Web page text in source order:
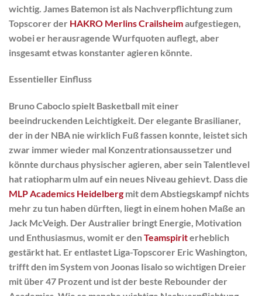
wichtig. James Batemon ist als Nachverpflichtung zum
Topscorer der HAKRO Merlins Crailsheimaufgestiegen,
wobei er herausragende Wurfquoten auflegt, aber
insgesamt etwas konstanter agieren könnte.
Essentieller Einfluss
Bruno Caboclo spielt Basketball mit einer
beeindruckenden Leichtigkeit. Der elegante Brasilianer,
der in der NBA nie wirklich Fuß fassen konnte, leistet sich
zwar immer wieder mal Konzentrationsaussetzer und
könnte durchaus physischer agieren, aber sein Talentlevel
hat ratiopharm ulm auf ein neues Niveau gehievt. Dass die
MLP Academics Heidelberg mit dem Abstiegskampf nichts
mehr zu tun haben dürften, liegt in einem hohen Maße an
Jack McVeigh. Der Australier bringt Energie, Motivation
und Enthusiasmus, womit er denTeamspiriterheblich
gestärkt hat. Er entlastet Liga-Topscorer Eric Washington,
trifft den im System von Joonas Iisalo so wichtigen Dreier
mit über 47 Prozent und ist der beste Rebounder der